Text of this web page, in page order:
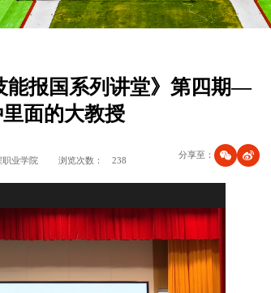
能报国系列讲堂》第四期—
面的大教授
职业学院 浏览次数： 238
分享至：